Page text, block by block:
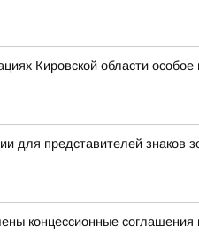
Кировской области
для представителей знаков
концессионные